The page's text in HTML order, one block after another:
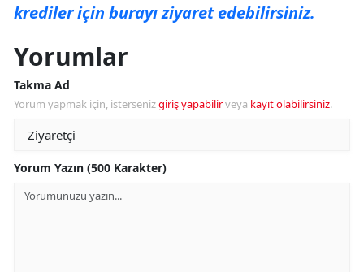
krediler için burayı ziyaret edebilirsiniz.
Yorumlar
Takma Ad
Yorum yapmak için, istersenizgiriş yapabilirveya kayıt olabilirsiniz.
Yorum Yazın (500 Karakter)